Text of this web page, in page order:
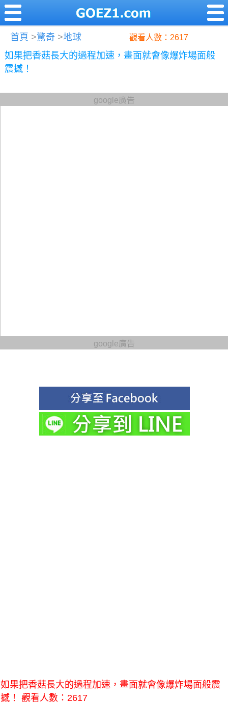
首頁 >驚奇 >地球 觀看人數：2617
如果把香菇長大的過程加速，畫面就會像爆炸場面般
震撼！
google廣告
google廣告
如果把香菇長大的過程加速，畫面就會像爆炸場面般震
撼！ 觀看人數：2617